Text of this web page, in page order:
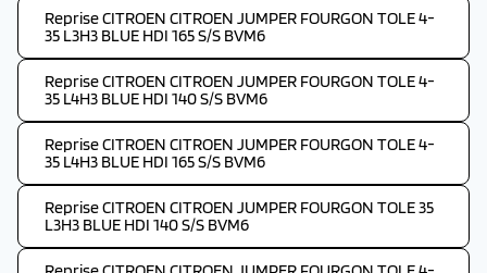
Reprise CITROEN CITROEN JUMPER FOURGON TOLE 4-
35 L3H3 BLUE HDI 165 S/S BVM6
Reprise CITROEN CITROEN JUMPER FOURGON TOLE 4-
35 L4H3 BLUE HDI 140 S/S BVM6
Reprise CITROEN CITROEN JUMPER FOURGON TOLE 4-
35 L4H3 BLUE HDI 165 S/S BVM6
Reprise CITROEN CITROEN JUMPER FOURGON TOLE 35
L3H3 BLUE HDI 140 S/S BVM6